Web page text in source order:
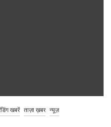
खबरें ताज़ा ख़बर न्यूज़